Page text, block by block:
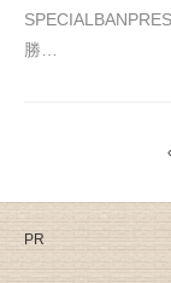
勝…
PR